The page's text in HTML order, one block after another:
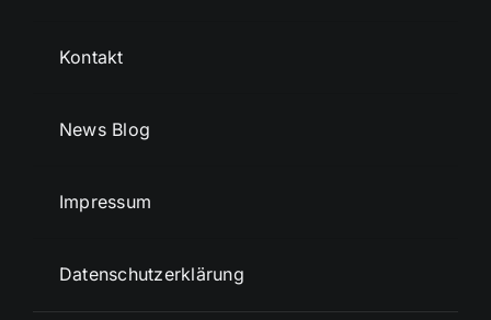
Kontakt
News Blog
Impressum
Datenschutzerklärung